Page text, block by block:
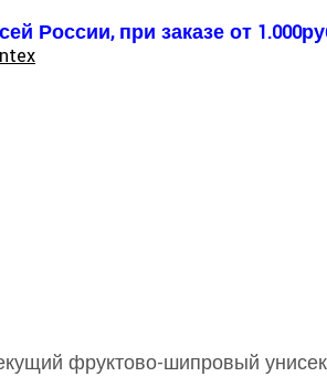
России, при заказе от
фруктово-шипровый